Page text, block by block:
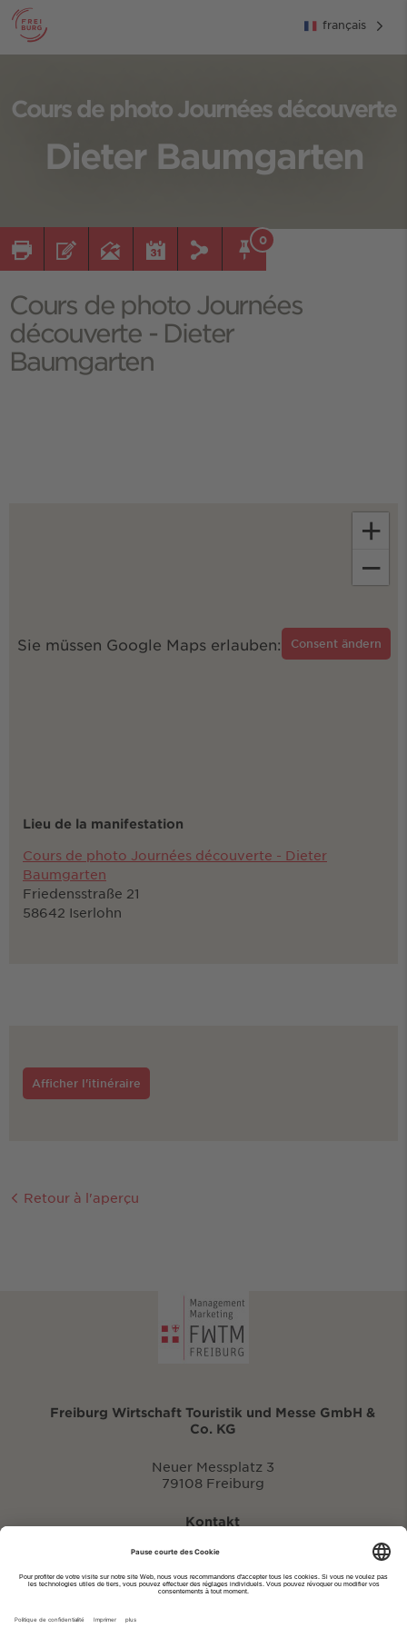
français
Cours de photo Journées découverte
Dieter Baumgarten
0
Cours de photo Journées
découverte - Dieter
Baumgarten
Sie müssen Google Maps erlauben: Consent ändern
+
−
Lieu de la manifestation
Cours de photo Journées découverte - Dieter
Baumgarten
Friedensstraße 21
58642 Iserlohn
Afficher l'itinéraire
Retour à l'aperçu
Freiburg Wirtschaft Touristik und Messe GmbH &
Co. KG
Neuer Messplatz 3
79108 Freiburg
Kontakt
eventportal@fwtm.de